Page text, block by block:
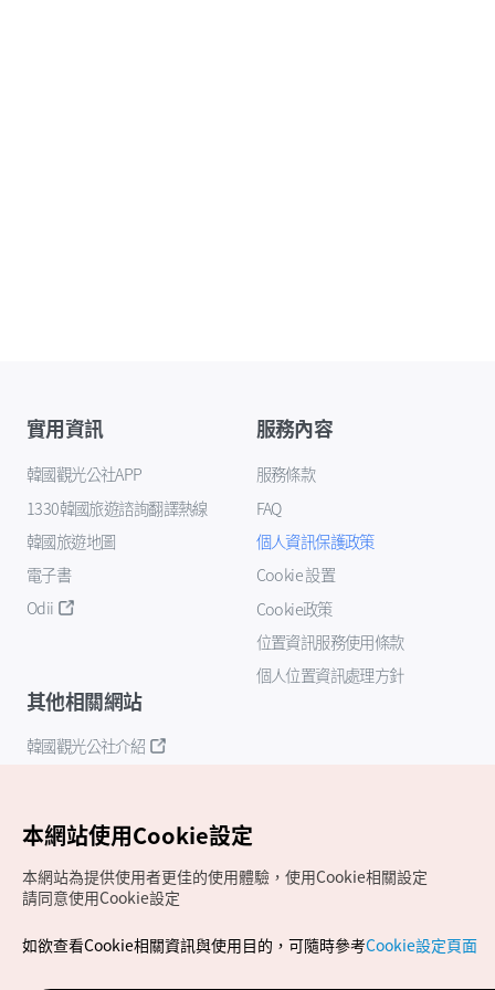
實用資訊
韓國觀光公社APP
1330韓國旅遊諮詢翻譯熱線
韓國旅遊地圖
電子書
Odii
服務內容
服務條款
FAQ
個人資訊保護政策
Cookie 設置
Cookie政策
位置資訊服務使用條款
個人位置資訊處理方針
其他相關網站
韓國觀光公社介紹
Copyrights (c) 韓國觀光公社版權所有
如有相關疑問或建議，歡迎來信至官方信箱
本網站使用Cookie設定
本網站為提供使用者更佳的使用體驗，使用Cookie相關設定
請同意使用Cookie設定
如欲查看Cookie相關資訊與使用目的，可隨時參考Cookie設定頁面